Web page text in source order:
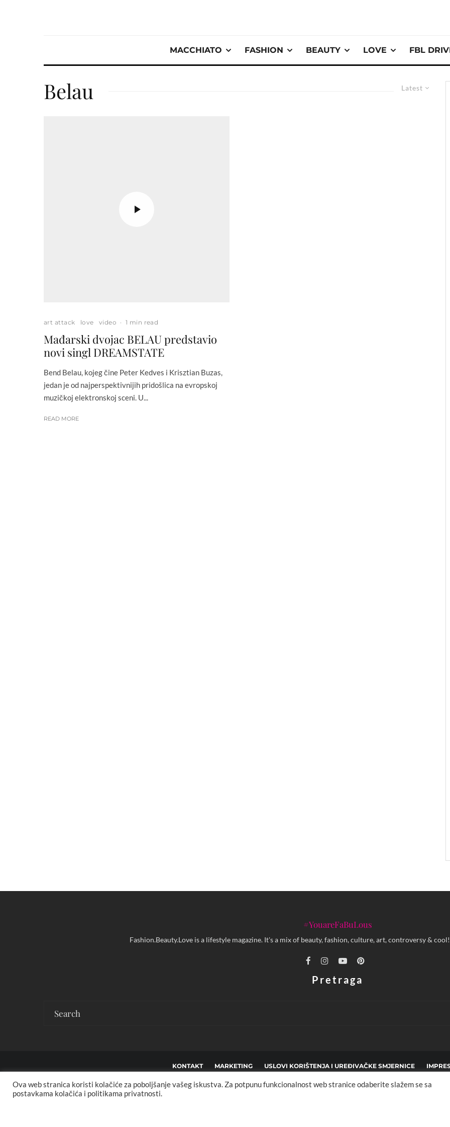
MACCHIATO FASHION BEAUTY LOVE FBL
Latest
Belau
art attack love video · 1 min read
Mađarski dvojac BELAU predstavio
novi singl DREAMSTATE
Bend Belau, kojeg čine Peter Kedves i Krisztian Buzas,
jedan je od najperspektivnijih pridošlica na evropskoj
muzičkoj elektronskoj sceni. U...
READ MORE
#YouareFaBuLous
Fashion.Beauty.Love is a lifestyle magazine. It's a mix of beauty, fashion, culture, art, controversy &
Pretraga
KONTAKT MARKETING USLOVI KORIŠTENJA I UREĐIVAČKE SMJERNICE
Copyright © 2013 - 2025 FBL creative. Sva prava zadržana. Developed by:
Ova web stranica koristi kolačiće za poboljšanje vašeg iskustva. Za potpunu funkcionalnost web stranice odaberite slažem se sa
postavkama kolačića i politikama privatnosti.